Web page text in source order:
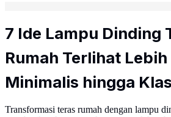
7 Ide Lampu Dinding
Rumah Terlihat
Minimalis hingga
Transformasi teras rumah dengan lampu